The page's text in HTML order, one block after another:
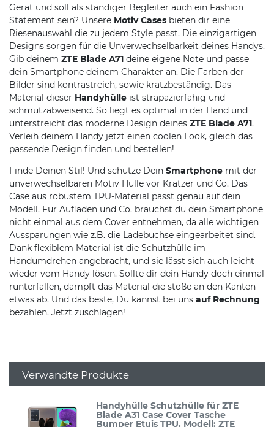
Gerät und soll als ständiger Begleiter auch ein Fashion
Statement sein? Unsere Motiv Cases bieten dir eine
Riesenauswahl die zu jedem Style passt. Die einzigartigen
Designs sorgen für die Unverwechselbarkeit deines Handys.
Gib deinem ZTE Blade A71 deine eigene Note und passe
dein Smartphone deinem Charakter an. Die Farben der
Bilder sind kontrastreich, sowie kratzbeständig. Das
Material dieser Handyhülle ist strapazierfähig und
schmutzabweisend. So liegt es optimal in der Hand und
unterstreicht das moderne Design deines ZTE Blade A71.
Verleih deinem Handy jetzt einen coolen Look, gleich das
passende Design finden und bestellen!
Finde Deinen Stil! Und schütze Dein Smartphone mit der
unverwechselbaren Motiv Hülle vor Kratzer und Co. Das
Case aus robustem TPU-Material passt genau auf dein
Modell. Für Aufladen und Co. brauchst du dein Smartphone
nicht einmal aus dem Cover entnehmen, da alle wichtigen
Aussparungen wie z.B. die Ladebuchse eingearbeitet sind.
Dank flexiblem Material ist die Schutzhülle im
Handumdrehen angebracht, und sie lässt sich auch leicht
wieder vom Handy lösen. Sollte dir dein Handy doch einmal
runterfallen, dämpft das Material die stöße an den Kanten
etwas ab. Und das beste, Du kannst bei uns auf Rechnung
bezahlen. Jetzt zuschlagen!
Verwandte Produkte
Handyhülle Schutzhülle für ZTE
Blade A31 Case Cover Tasche
Bumper Etuis TPU, Modell: ZTE